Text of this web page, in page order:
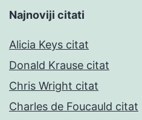
Najnoviji citati
Alicia Keys citat
Donald Krause citat
Chris Wright citat
Charles de Foucauld citat